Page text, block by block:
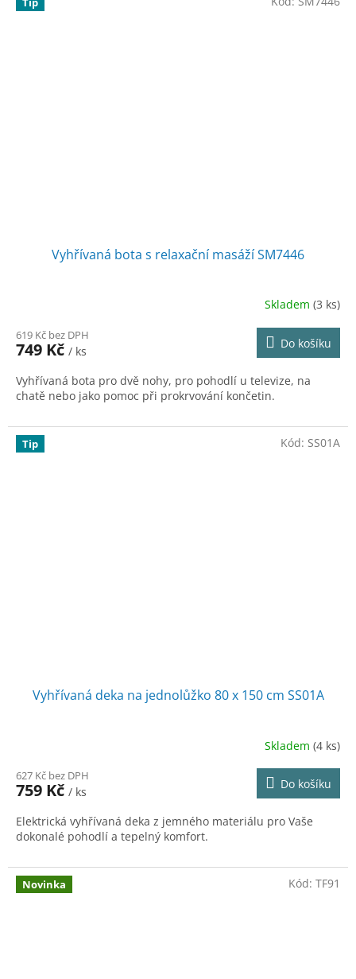
Vyhřívaná bota s relaxační masáží SM7446
Skladem (3 ks)
619 Kč bez DPH
749 Kč / ks
Do košíku
Vyhřívaná bota pro dvě nohy, pro pohodlí u televize, na
chatě nebo jako pomoc při prokrvování končetin.
Tip
Vyhřívaná deka na jednolůžko 80 x 150 cm SS01A
produktu
je
z
5
Skladem(4 ks)
627 Kč bez DPH
759 Kč / ks
Do košíku
Elektrická vyhřívaná deka z jemného materiálu pro Vaše
dokonalé pohodlí a tepelný komfort.
Kód: SS01A
Novinka Kód: TF91